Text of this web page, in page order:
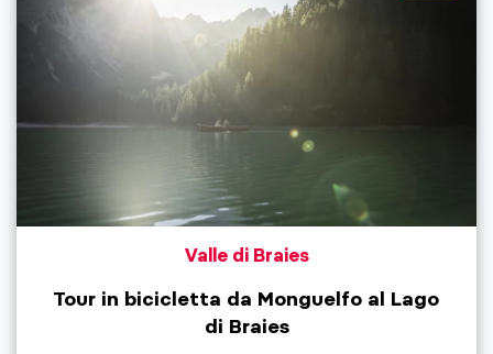
Valle di Braies
Tour in bicicletta da Monguelfo al Lago
di Braies